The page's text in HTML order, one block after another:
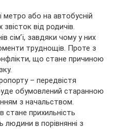
метро або на автобусній
від родичів.
сім’ї, завдяки чому у них
труднощів. Проте з
що стане причиною
– передвістя
обумовлений старанною
з начальством.
стане прихильність
людини в порівнянні з